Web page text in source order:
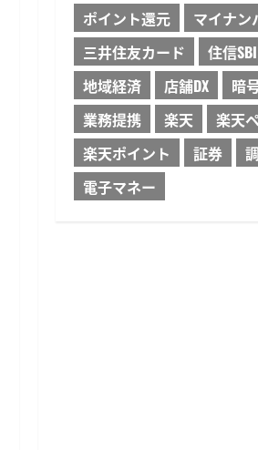
ポイント還元
マイナン
三井住友カード
住信
地域経済
店舗DX 暗
業務提携
楽天
楽天
楽天ポイント
証券
電子マネー